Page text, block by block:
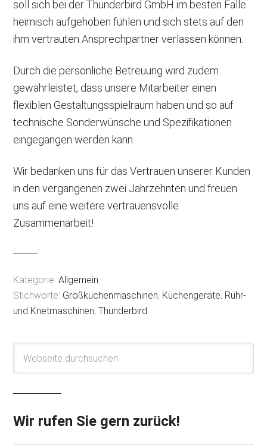
soll sich bei der Thunderbird GmbH im besten Falle
heimisch aufgehoben fühlen und sich stets auf den
ihm vertrauten Ansprechpartner verlassen können.
Durch die persönliche Betreuung wird zudem
gewährleistet, dass unsere Mitarbeiter einen
flexiblen Gestaltungsspielraum haben und so auf
technische Sonderwünsche und Spezifikationen
eingegangen werden kann.
Wir bedanken uns für das Vertrauen unserer Kunden
in den vergangenen zwei Jahrzehnten und freuen
uns auf eine weitere vertrauensvolle
Zusammenarbeit!
Kategorie:Allgemein
Stichworte: Großküchenmaschinen, Küchengeräte, Rühr-
und Knetmaschinen,Thunderbird
Wir rufen Sie gern zurück!